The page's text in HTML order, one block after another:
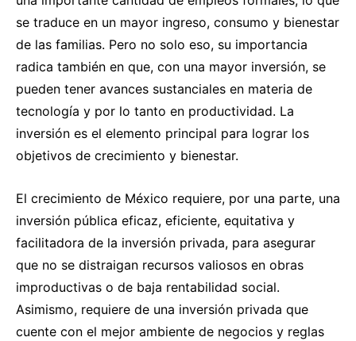
se traduce en un mayor ingreso, consumo y bienestar
de las familias. Pero no solo eso, su importancia
radica también en que, con una mayor inversión, se
pueden tener avances sustanciales en materia de
tecnología y por lo tanto en productividad. La
inversión es el elemento principal para lograr los
objetivos de crecimiento y bienestar.
El crecimiento de México requiere, por una parte, una
inversión pública eficaz, eficiente, equitativa y
facilitadora de la inversión privada, para asegurar
que no se distraigan recursos valiosos en obras
improductivas o de baja rentabilidad social.
Asimismo, requiere de una inversión privada que
cuente con el mejor ambiente de negocios y reglas